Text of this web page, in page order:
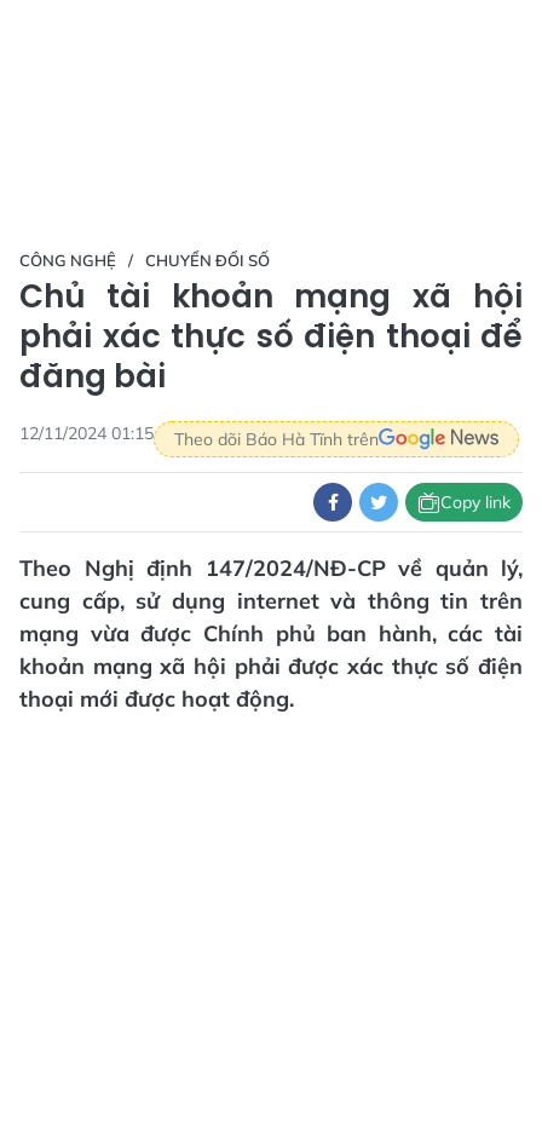
CÔNG NGHỆ CHUYỂN ĐỔI SỐ
Chủ tài khoản mạng xã hội
phải xác thực số điện thoại để
đăng bài
12/11/2024 01:15 Theo dõi Báo Hà Tĩnh trên
Copy link
Theo Nghị định 147/2024/NĐ-CP về quản lý,
cung cấp, sử dụng internet và thông tin trên
mạng vừa được Chính phủ ban hành, các tài
khoản mạng xã hội phải được xác thực số điện
thoại mới được hoạt động.